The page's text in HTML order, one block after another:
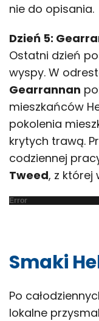
nie do opisania.
Dzień 5:
Ostatni dzień
wyspy. W
Gearrannan
mieszkańców
pokolenia
krytych trawą.
codziennej
Tweed, z której
Error
Smaki
Po
lokalne